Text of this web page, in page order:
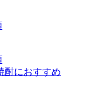
酎におすすめ